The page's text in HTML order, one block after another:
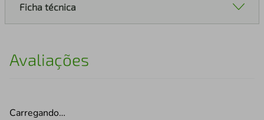
Ficha técnica
Avaliações
Carregando…